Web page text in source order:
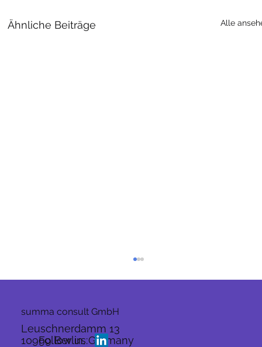
Ähnliche Beiträge Alle
summa consult GmbH
Leuschnerdamm 13
10999 Berlin, Germany
Follow us: